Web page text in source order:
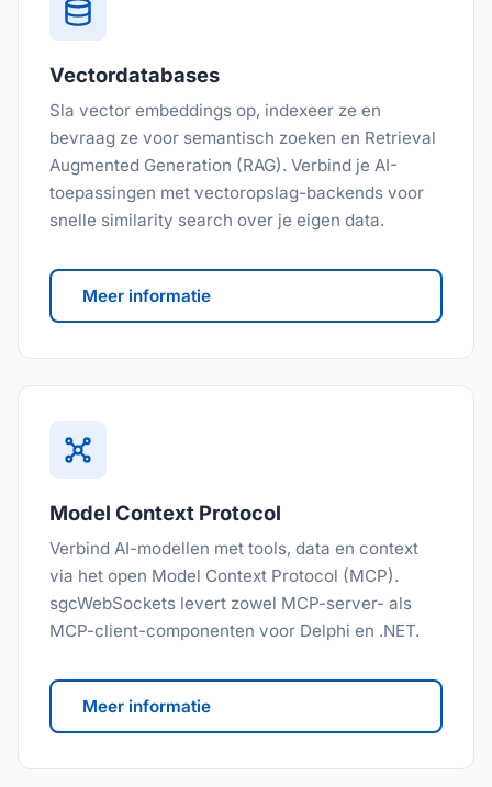
Vectordatabases
Sla vector embeddings op, indexeer ze en
bevraag ze voor semantisch zoeken en Retrieval
Augmented Generation (RAG). Verbind je AI-
toepassingen met vectoropslag-backends voor
snelle similarity search over je eigen data.
Meer informatie
Model Context Protocol
Verbind AI-modellen met tools, data en context
via het open Model Context Protocol (MCP).
sgcWebSockets levert zowel MCP-server- als
MCP-client-componenten voor Delphi en .NET.
Meer informatie